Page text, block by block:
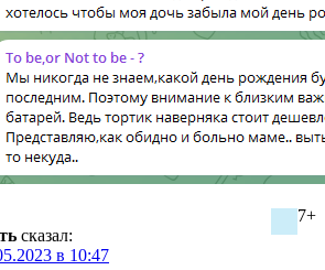
7+
сказал:
в 10:47